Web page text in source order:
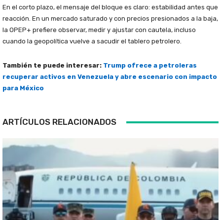
En el corto plazo, el mensaje del bloque es claro: estabilidad antes que
reacción. En un mercado saturado y con precios presionados a la baja,
la OPEP+ prefiere observar, medir y ajustar con cautela, incluso
cuando la geopolítica vuelve a sacudir el tablero petrolero.
También te puede interesar: Trump ofrece a petroleras
recuperar activos en Venezuela y abre escenario con impacto
para México
ARTÍCULOS RELACIONADOS